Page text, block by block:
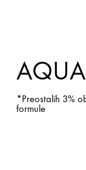
*Preostalih 3%
formule